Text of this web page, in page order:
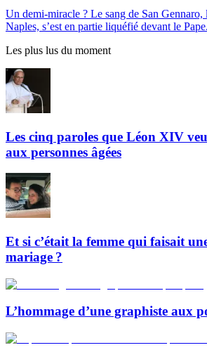
Un demi-miracle ? Le sang de San Gennaro,
Naples, s’est en partie liquéfié devant le Pape.
Les plus lus du moment
Les cinq paroles que Léon XIV
aux personnes âgées
Et si c’était la femme qui faisait
mariage ?
L’hommage d’une graphiste aux